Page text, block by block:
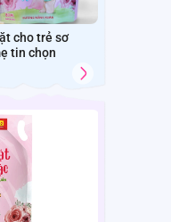
cho trẻ sơ
tin chọn